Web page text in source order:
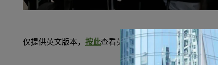
仅提供英文版本， 按此查看英文内容。